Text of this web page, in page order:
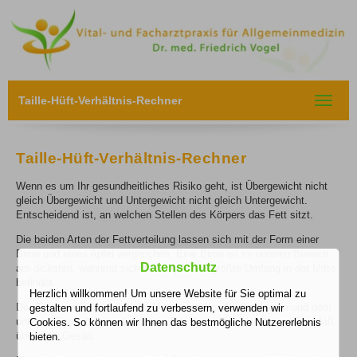
Taille-Hüft-Verhältnis-Rechner
Toggle
Taille-Hüft-Verhältnis-Rechner
Wenn es um Ihr gesundheitliches Risiko geht, ist Übergewicht nicht
gleich Übergewicht und Untergewicht nicht gleich Untergewicht.
Entscheidend ist, an welchen Stellen des Körpers das Fett sitzt.
Die beiden Arten der Fettverteilung lassen sich mit der Form einer
Birne und eines Apfel vergleichen. Eine Birne ist im unteren Bereich
am dicksten, während sich beim Apfel der größte Umfang in der Mitte
befindet.
Der Taillenumfang wird in der Mitte zwischen Beckenkamm und dem
unteren Rippenbogen gemessen. Der Hüftumfang ist das größte Maß
über dem Gesäß.
Datenschutz
Herzlich willkommen! Um unsere Website für Sie optimal zu
gestalten und fortlaufend zu verbessern, verwenden wir
Cookies. So können wir Ihnen das bestmögliche Nutzererlebnis
bieten.